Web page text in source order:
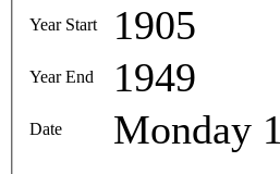
Year Start 1905
Year End 1949
Date Monday